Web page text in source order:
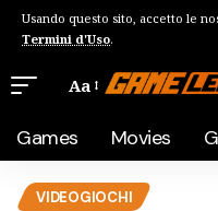
Usando questo sito, accetto le
Termini d'Uso.
Aa
Games Movies
VIDEOGIOCHI